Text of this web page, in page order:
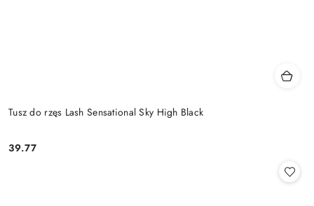
Tusz do rzęs Lash Sensational Sky High Black
Cena:
39.77